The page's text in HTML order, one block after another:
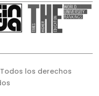
los derechos